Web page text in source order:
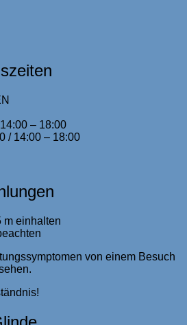
– 18:00
/ 14:00 – 18:00
m einhalten
von einem Besuch